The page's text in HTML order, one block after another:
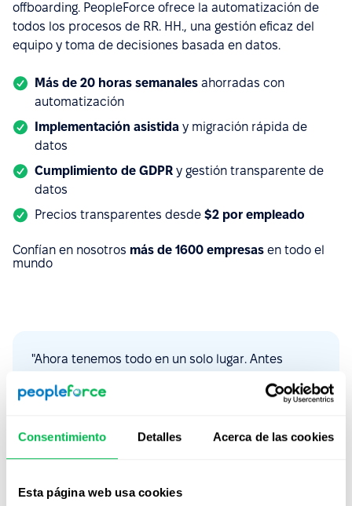
Consentimiento Detalles Acerca de las cookies
Esta página web usa cookies
offboarding. PeopleForce ofrece la automatización de
todos los procesos de RR. HH., una gestión eficaz del
equipo y toma de decisiones basada en datos.
Más de 20 horas semanales ahorradas con
automatización
Implementación asistida y migración rápida de
datos
Cumplimiento de GDPR y gestión transparente de
datos
Precios transparentes desde $2 por empleado
Confían en nosotros más de 1600 empresas en todo el
mundo
"Ahora tenemos todo en un solo lugar. Antes
función. PeopleForce nos ayuda muchísimo a
descubrimos nuevas funciones constantemente,
People Operations Coordinator,